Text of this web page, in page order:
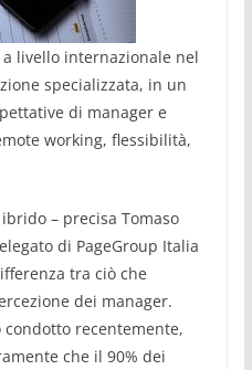
livello internazionale nel
specializzata, in un
di manager e
working, flessibilità,
– precisa Tomaso
di PageGroup Italia
tra ciò che
dei manager.
condotto recentemente,
che il 90% dei